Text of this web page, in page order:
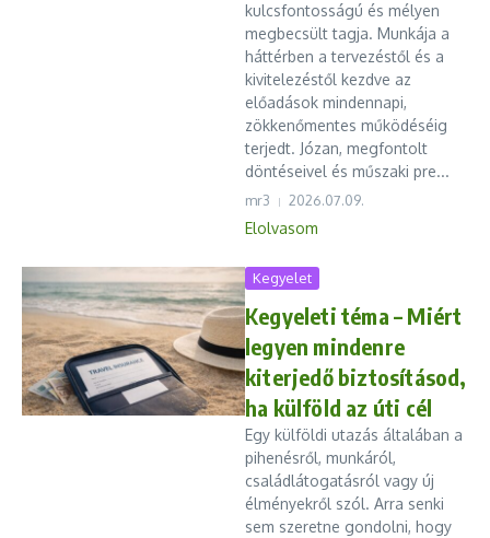
kulcsfontosságú és mélyen
megbecsült tagja. Munkája a
háttérben a tervezéstől és a
kivitelezéstől kezdve az
előadások mindennapi,
zökkenőmentes működéséig
terjedt. Józan, megfontolt
döntéseivel és műszaki pre...
mr3 2026.07.09.
Elolvasom
Kegyelet
Kegyeleti téma – Miért
legyen mindenre
kiterjedő biztosításod,
ha külföld az úti cél
Egy külföldi utazás általában a
pihenésről, munkáról,
családlátogatásról vagy új
élményekről szól. Arra senki
sem szeretne gondolni, hogy